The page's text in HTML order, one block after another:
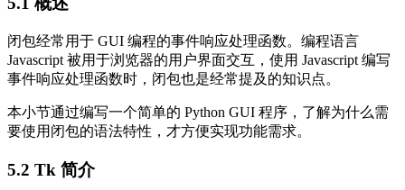
闭包经常用于 GUI 编程的事件响应处理函数。编程语言
Javascript 被用于浏览器的用户界面交互，使用 Javascript 编写
事件响应处理函数时，闭包也是经常提及的知识点。
本小节通过编写一个简单的 Python GUI 程序，了解为什么需
要使用闭包的语法特性，才方便实现功能需求。
5.2 Tk 简介